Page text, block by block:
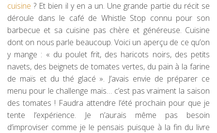
cuisine? Et bien il y en a un. Une grande partie du récit se
déroule dans le café de Whistle Stop connu pour son
barbecue et sa cuisine pas chère et généreuse. Cuisine
dont on nous parle beaucoup. Voici un aperçu de ce qu’on
y mange : « du poulet frit, des haricots noirs, des petits
navets, des beignets de tomates vertes, du pain à la farine
de maïs et du thé glacé ». J’avais envie de préparer ce
menu pour le challenge mais… c’est pas vraiment la saison
des tomates ! Faudra attendre l’été prochain pour que je
tente l’expérience. Je n’aurais même pas besoin
d’improviser comme je le pensais puisque à la fin du livre